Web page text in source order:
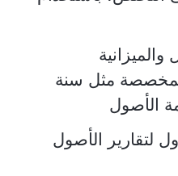
والميزانية
مثل سنة
الأصول
لتقارير الأصول